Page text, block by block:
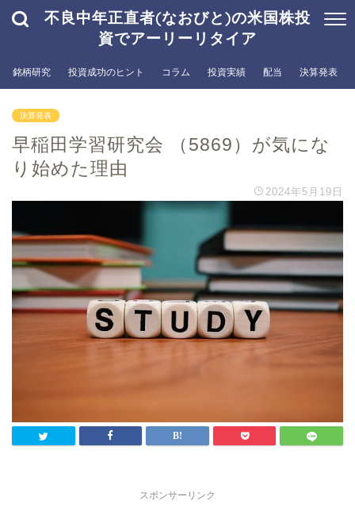
不良中年正直者(なおびと)の米国株投
資でアーリーリタイア
銘柄研究 投資成功のヒント コラム 投資実績 配当 決算発表
決算発表
早稲田学習研究会 （5869）が気にな
り始めた理由
2024年5月19日
スポンサーリンク